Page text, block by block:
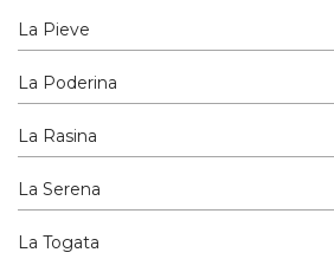
La Pieve
La Poderina
La Rasina
La Serena
La Togata